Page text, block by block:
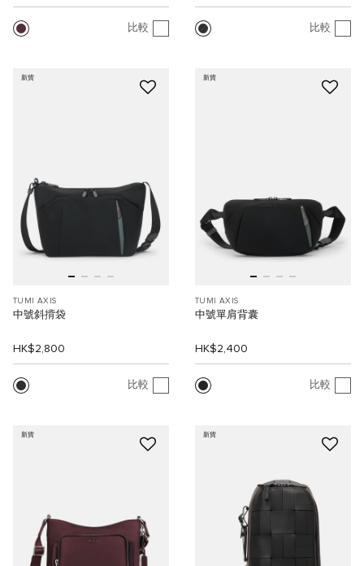
比較 比較
新貨
TUMI AXIS
中號斜揹袋
HK$2,800
比較
新貨
TUMI AXIS
中號單肩背囊
HK$2,400
比較
新貨 新貨